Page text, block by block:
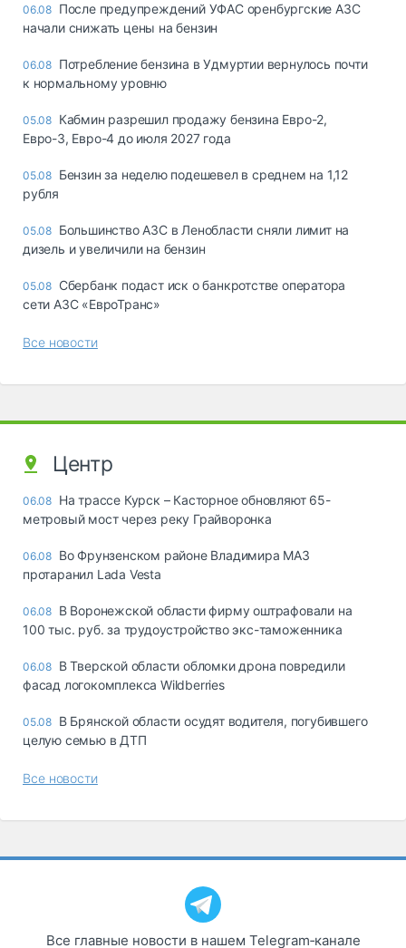
06.08 После предупреждений УФАС оренбургские АЗС
начали снижать цены на бензин
06.08 Потребление бензина в Удмуртии вернулось почти
к нормальному уровню
05.08 Кабмин разрешил продажу бензина Евро-2,
Евро-3, Евро-4 до июля 2027 года
05.08 Бензин за неделю подешевел в среднем на 1,12
рубля
05.08 Большинство АЗС в Ленобласти сняли лимит на
дизель и увеличили на бензин
05.08 Сбербанк подаст иск о банкротстве оператора
сети АЗС «ЕвроТранс»
Все новости
Центр
06.08 На трассе Курск – Касторное обновляют 65-
метровый мост через реку Грайворонка
06.08 Во Фрунзенском районе Владимира МАЗ
протаранил Lada Vesta
06.08 В Воронежской области фирму оштрафовали на
100 тыс. руб. за трудоустройство экс-таможенника
06.08 В Тверской области обломки дрона повредили
фасад логокомплекса Wildberries
05.08 В Брянской области осудят водителя, погубившего
целую семью в ДТП
Все новости
Все главные новости в нашем Telegram‑канале